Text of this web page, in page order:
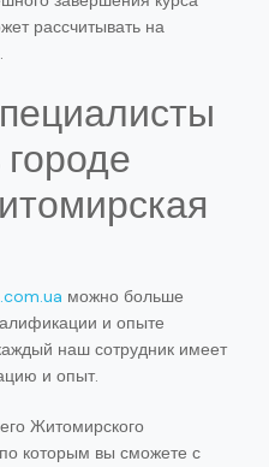
рассчитывать на
можно больше
и опыте
наш сотрудник имеет
и опыт.
Житомирского
которым вы сможете с